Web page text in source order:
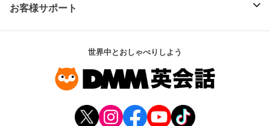
お客様サポート
世界中とおしゃべりしよう